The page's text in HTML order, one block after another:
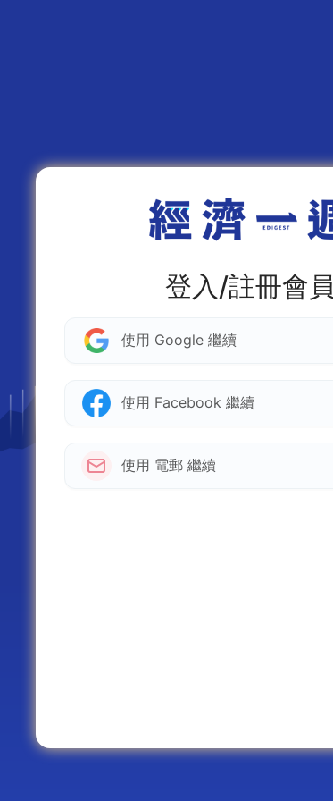
登入/註冊會員
使用 Google 繼續
使用 Facebook 繼續
使用 電郵 繼續